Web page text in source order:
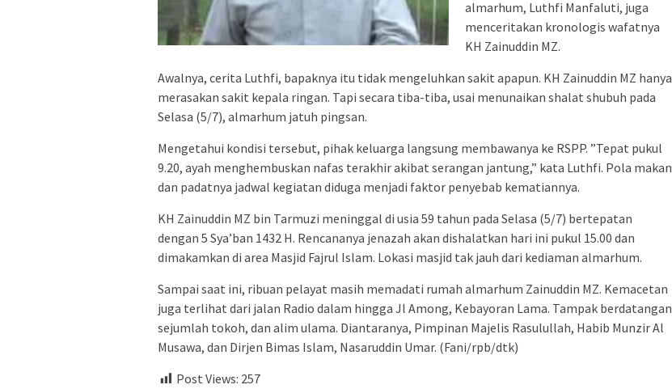
almarhum, Luthfi Manfaluti, juga
menceritakan kronologis wafatnya
KH Zainuddin MZ.
Awalnya, cerita Luthfi, bapaknya itu tidak mengeluhkan sakit apapun. KH Zainuddin MZ hanya
merasakan sakit kepala ringan. Tapi secara tiba-tiba, usai menunaikan shalat shubuh pada
Selasa (5/7), almarhum jatuh pingsan.
Mengetahui kondisi tersebut, pihak keluarga langsung membawanya ke RSPP. ”Tepat pukul
9.20, ayah menghembuskan nafas terakhir akibat serangan jantung,” kata Luthfi. Pola makan
dan padatnya jadwal kegiatan diduga menjadi faktor penyebab kematiannya.
KH Zainuddin MZ bin Tarmuzi meninggal di usia 59 tahun pada Selasa (5/7) bertepatan
dengan 5 Sya’ban 1432 H. Rencananya jenazah akan dishalatkan hari ini pukul 15.00 dan
dimakamkan di area Masjid Fajrul Islam. Lokasi masjid tak jauh dari kediaman almarhum.
Sampai saat ini, ribuan pelayat masih memadati rumah almarhum Zainuddin MZ. Kemacetan
juga terlihat dari jalan Radio dalam hingga Jl Among, Kebayoran Lama. Tampak berdatangan
sejumlah tokoh, dan alim ulama. Diantaranya, Pimpinan Majelis Rasulullah, Habib Munzir Al
Musawa, dan Dirjen Bimas Islam, Nasaruddin Umar. (Fani/rpb/dtk)
Post Views: 257